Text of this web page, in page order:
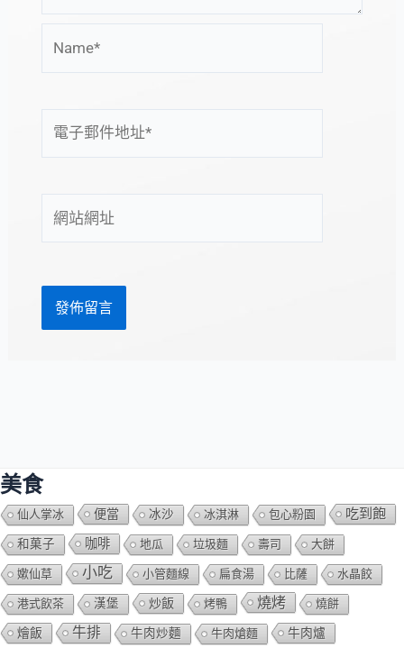
子
地
站
美食
仙人掌冰 便當 冰沙 冰淇淋 包心粉園 吃到飽
和菓子 咖啡 地瓜 垃圾麵 壽司 大餅
嫰仙草 小吃 小管麵線 扁食湯 比薩 水晶餃
港式飲茶 漢堡 炒飯 烤鴨 燒烤 燒餅
燴飯 牛排 牛肉炒麵 牛肉熗麵 牛肉爐